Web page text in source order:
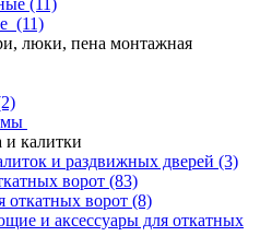
(11)
(11)
люки, пена монтажная
и калитки
и раздвижных дверей (3)
ворот (83)
откатных ворот (8)
и аксессуары для откатных